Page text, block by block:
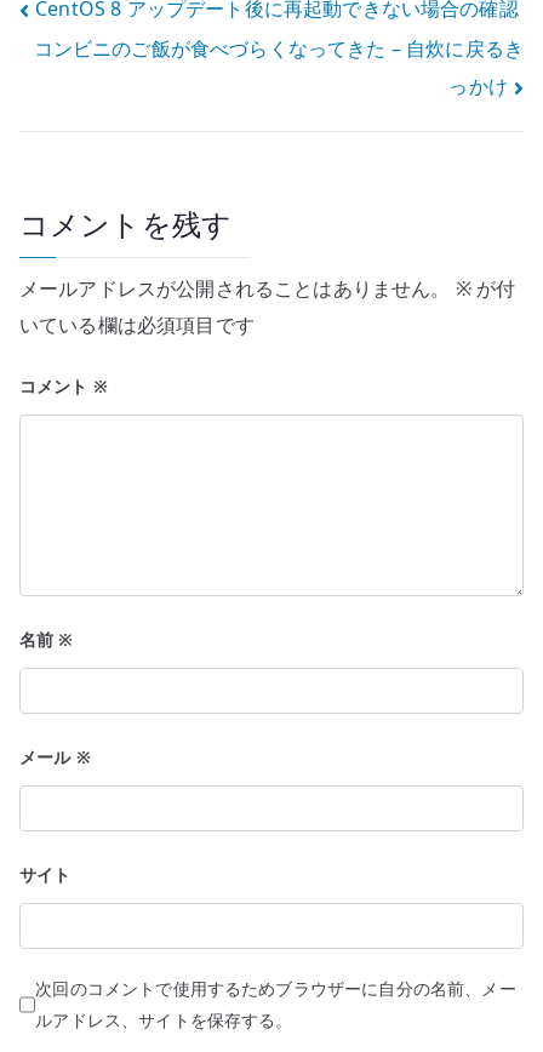
投
稿
ゲ
ー
シ
ン
CentOS 8 アップデート後に再起動できない場合の確認
コンビニのご飯が食べづらくなってきた – 自炊に戻るき
っかけ
コメントを残す
メールアドレスが公開されることはありません。 ※が付
いている欄は必須項目です
コメント ※
名前※
メール ※
サイト
次回のコメントで使用するためブラウザーに自分の名前、メー
ルアドレス、サイトを保存する。